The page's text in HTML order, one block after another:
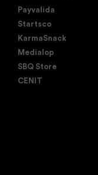
Payvalida
Startsco
KarmaSnack
Medialop
SBQ Store
CENIT